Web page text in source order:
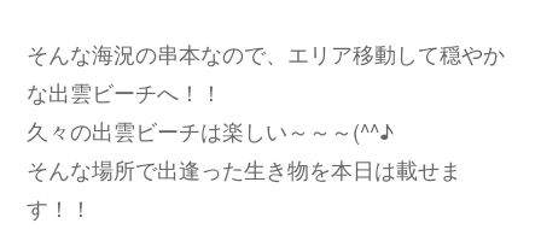
そんな海況の串本なので、エリア移動して穏やか
な出雲ビーチへ！！
久々の出雲ビーチは楽しい～～～(^^♪
そんな場所で出逢った生き物を本日は載せま
す！！